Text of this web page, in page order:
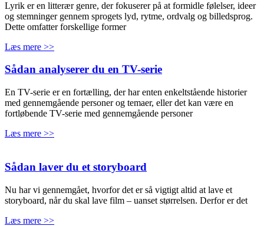
Lyrik er en litterær genre, der fokuserer på at formidle følelser, ideer
og stemninger gennem sprogets lyd, rytme, ordvalg og billedsprog.
Dette omfatter forskellige former
Læs mere >>
Sådan analyserer du en TV-serie
En TV-serie er en fortælling, der har enten enkeltstående historier
med gennemgående personer og temaer, eller det kan være en
fortløbende TV-serie med gennemgående personer
Læs mere >>
Sådan laver du et storyboard
Nu har vi gennemgået, hvorfor det er så vigtigt altid at lave et
storyboard, når du skal lave film – uanset størrelsen. Derfor er det
Læs mere >>